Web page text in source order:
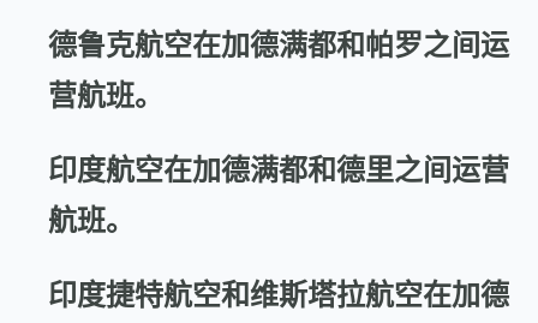
德鲁克航空在加德满都和帕罗之间运
营航班。
印度航空在加德满都和德里之间运营
航班。
印度捷特航空和维斯塔拉航空在加德